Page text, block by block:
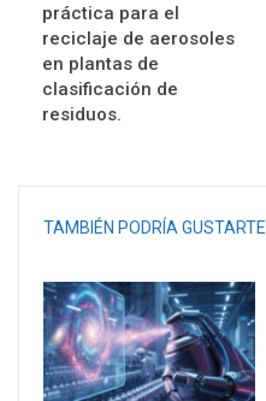
práctica para el
reciclaje de aerosoles
en plantas de
clasificación de
residuos.
TAMBIÉN PODRÍA GUSTARTE